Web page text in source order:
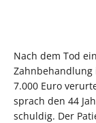
Nach dem Tod
Zahnbehandlung
7.000 Euro
sprach den 44
schuldig. Der